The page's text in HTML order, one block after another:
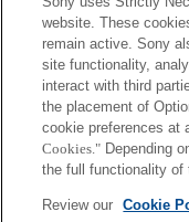
Terms of Use Contact Us
website. These
remain active. Sony
site functionality,
interact with third
the placement of
cookie preferences at
Cookies." Depending
the full functionality of
Review our Cookie